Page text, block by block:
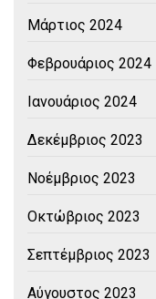
Μάρτιος 2024
Φεβρουάριος 2024
Ιανουάριος 2024
Δεκέμβριος 2023
Νοέμβριος 2023
Οκτώβριος 2023
Σεπτέμβριος 2023
Αύγουστος 2023